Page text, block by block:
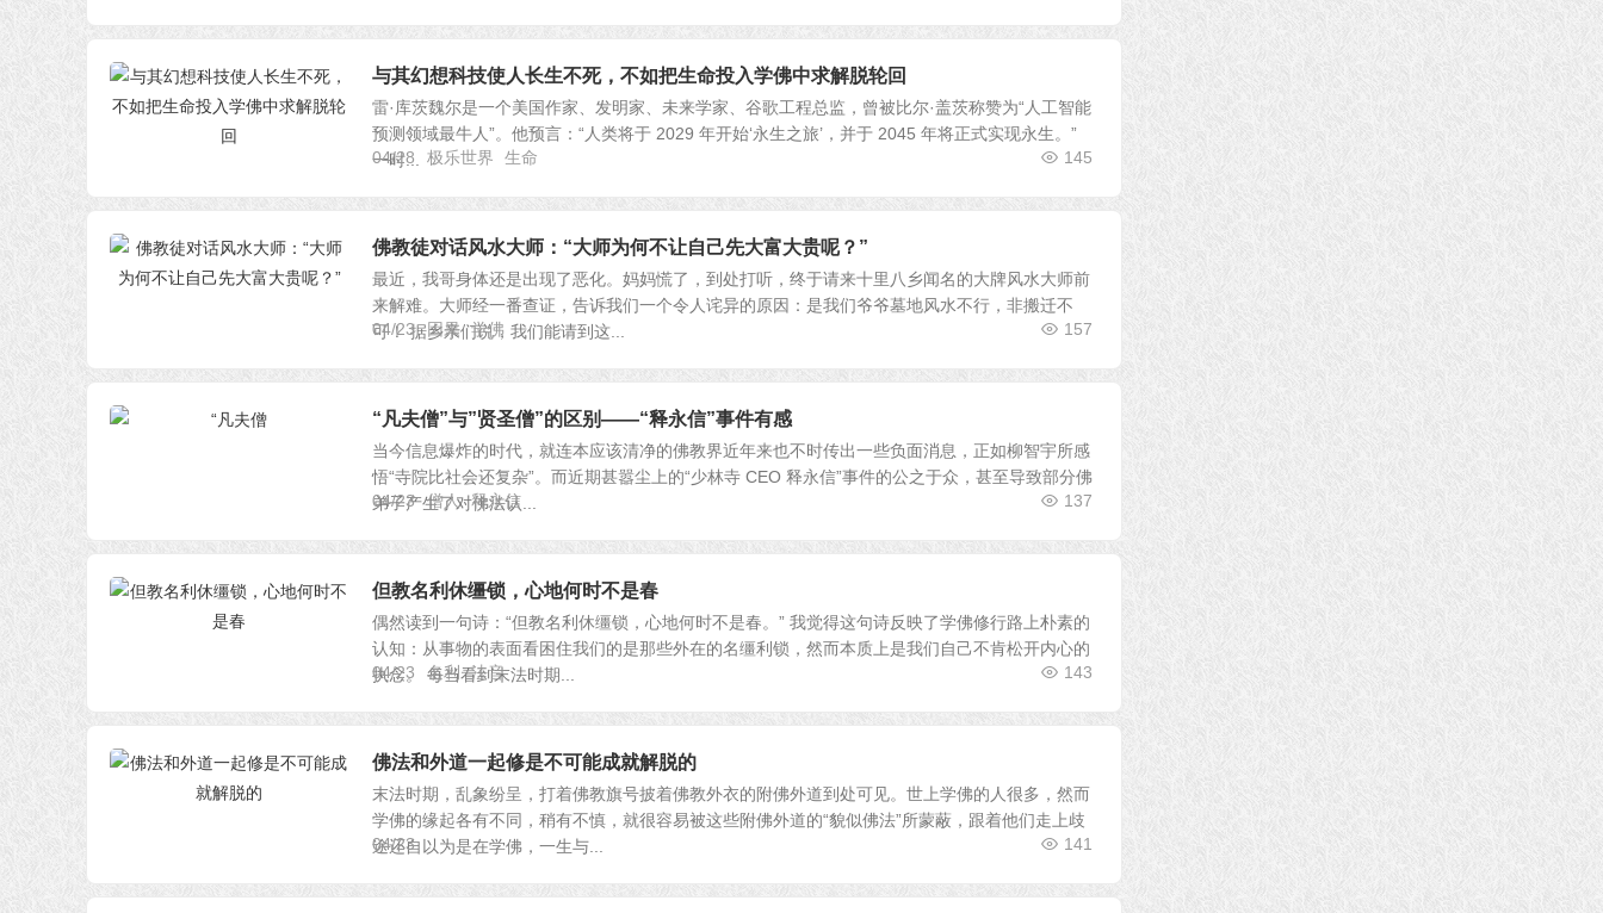
与其幻想科技使人长生不死，不如把生命投入学佛中求解脱轮回
雷·库茨魏尔是一个美国作家、发明家、未来学家、谷歌工程总监，曾被比尔·盖茨称赞为“人工智能
预测领域最牛人”。他预言：“人类将于 2029 年开始‘永生之旅’，并于 2045 年将正式实现永生。”
一时...
04/28 145
极乐世界 生命
佛教徒对话风水大师：“大师为何不让自己先大富大贵呢？”
最近，我哥身体还是出现了恶化。妈妈慌了，到处打听，终于请来十里八乡闻名的大牌风水大师前
来解难。大师经一番查证，告诉我们一个令人诧异的原因：是我们爷爷墓地风水不行，非搬迁不
可！ 据乡亲们说，我们能请到这...
04/23 157
因果 学佛
“凡夫僧”与”贤圣僧”的区别——“释永信”事件有感
当今信息爆炸的时代，就连本应该清净的佛教界近年来也不时传出一些负面消息，正如柳智宇所感
悟“寺院比社会还复杂”。而近期甚嚣尘上的“少林寺 CEO 释永信”事件的公之于众，甚至导致部分佛
弟子产生了对佛法认...
04/23 137
僧人 释永信
但教名利休缰锁，心地何时不是春
偶然读到一句诗：“但教名利休缰锁，心地何时不是春。” 我觉得这句诗反映了学佛修行路上朴素的
认知：从事物的表面看困住我们的是那些外在的名缰利锁，然而本质上是我们自己不肯松开内心的
执念。 每当看到末法时期...
04/23 143
名利 法音
佛法和外道一起修是不可能成就解脱的
末法时期，乱象纷呈，打着佛教旗号披着佛教外衣的附佛外道到处可见。世上学佛的人很多，然而
学佛的缘起各有不同，稍有不慎，就很容易被这些附佛外道的“貌似佛法”所蒙蔽，跟着他们走上歧
途还自以为是在学佛，一生与...
04/23 141